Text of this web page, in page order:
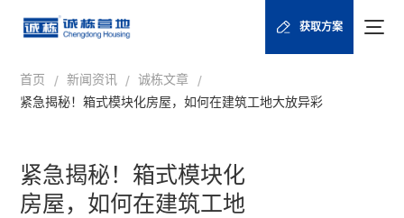
获取方案
首页 / 新闻资讯 / 诚栋文章 /
紧急揭秘！箱式模块化房屋，如何在建筑工地大放异彩
紧急揭秘！箱式模块化
房屋，如何在建筑工地